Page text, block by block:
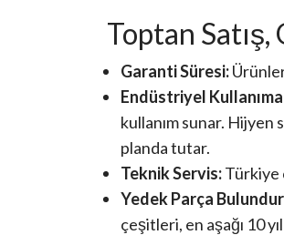
Toptan
Garanti Süresi:
Endüstriyel
kullanım sunar. Hijyen
planda tutar.
Teknik Servis:Türkiye
Yedek Parça
çeşitleri, en aşağı 10